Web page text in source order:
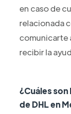
en caso de
relacionada
comunicarte
recibir la
¿Cuáles
de DHL en